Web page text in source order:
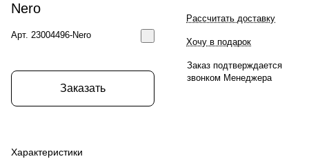
Nero
Арт. 23004496-Nero
Заказать
Характеристики
Рассчитать доставку
Хочу в подарок
Заказ подтверждается
звонком Менеджера